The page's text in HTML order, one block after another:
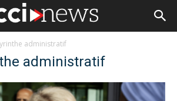
administratif
administratif